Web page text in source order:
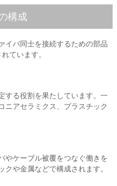
構成
イバ同士を接続するための部品
ています。
する役割を果たしています。一
ニアセラミクス、プラスチック
やケーブル被覆をつなぐ働きを
クや金属などで構成されます。